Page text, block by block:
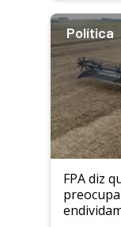
Política
FPA diz